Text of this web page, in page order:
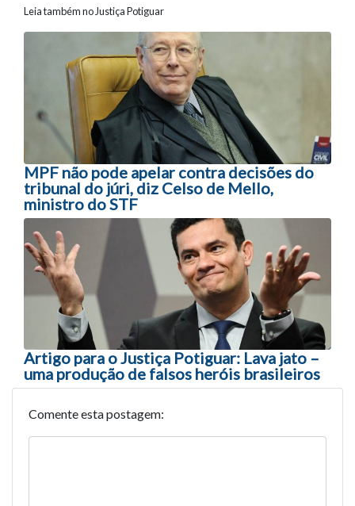
Leia também no Justiça Potiguar
Navegação entre posts
MPF não pode apelar contra decisões do
tribunal do júri, diz Celso de Mello,
ministro do STF
Artigo para o Justiça Potiguar: Lava jato –
uma produção de falsos heróis brasileiros
Comente esta postagem: